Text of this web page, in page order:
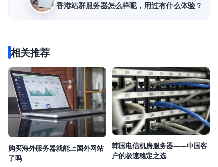
香港站群服务器怎么样呢，用过有什么体验？
相关推荐
购买海外服务器就能上国外网站
了吗
韩国电信机房服务器——中国客
户的极速稳定之选